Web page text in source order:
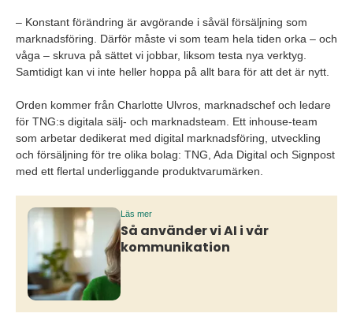
– Konstant förändring är avgörande i såväl försäljning som
marknadsföring. Därför måste vi som team hela tiden orka – och
våga – skruva på sättet vi jobbar, liksom testa nya verktyg.
Samtidigt kan vi inte heller hoppa på allt bara för att det är nytt.
Orden kommer från Charlotte Ulvros, marknadschef och ledare
för TNG:s digitala sälj- och marknadsteam. Ett inhouse-team
som arbetar dedikerat med digital marknadsföring, utveckling
och försäljning för tre olika bolag: TNG, Ada Digital och Signpost
med ett flertal underliggande produktvarumärken.
Läs mer
Så använder vi AI i vår
kommunikation